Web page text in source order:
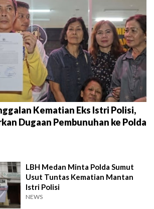
Kematian Eks Istri Polisi,
Dugaan Pembunuhan ke Polda
LBH Medan Minta Polda Sumut
Usut Tuntas Kematian Mantan
Istri Polisi
NEWS